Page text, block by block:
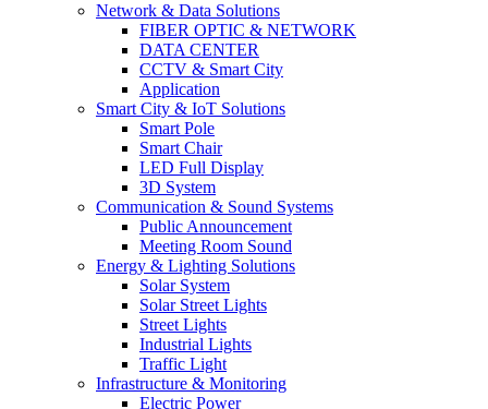
Network & Data Solutions
FIBER OPTIC & NETWORK​
DATA CENTER
CCTV & Smart City
Application
Smart City & IoT Solutions
Smart Pole
Smart Chair
LED Full Display
3D System
Communication & Sound Systems
Public Announcement
Meeting Room Sound
Energy & Lighting Solutions
Solar System
Solar Street Lights
Street Lights
Industrial Lights
Traffic Light
Infrastructure & Monitoring
Electric Power